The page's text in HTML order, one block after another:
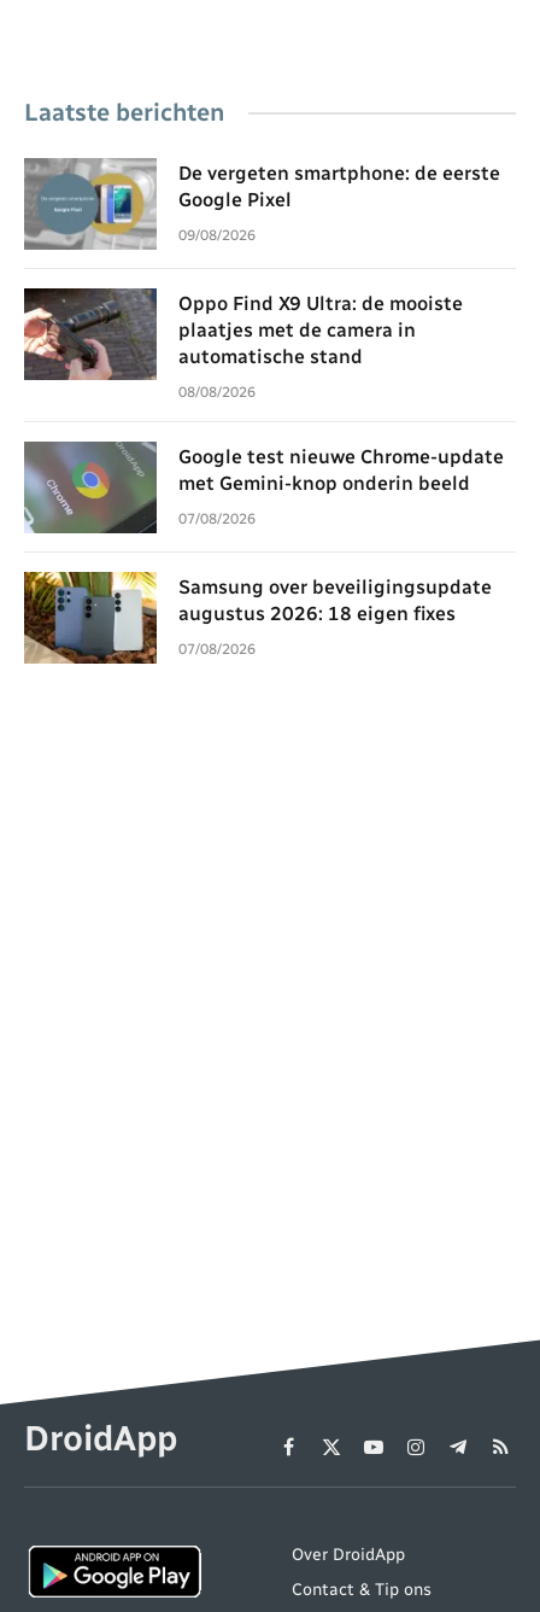
Laatste berichten
De vergeten smartphone: de eerste
Google Pixel
09/08/2026
Oppo Find X9 Ultra: de mooiste
plaatjes met de camera in
automatische stand
08/08/2026
Google test nieuwe Chrome-update
met Gemini-knop onderin beeld
07/08/2026
Samsung over beveiligingsupdate
augustus 2026: 18 eigen fixes
07/08/2026
DroidApp Facebook
X
(Twitter)
YouTubeInstagram
Telegram
RSS
Over DroidApp
Contact & Tip ons